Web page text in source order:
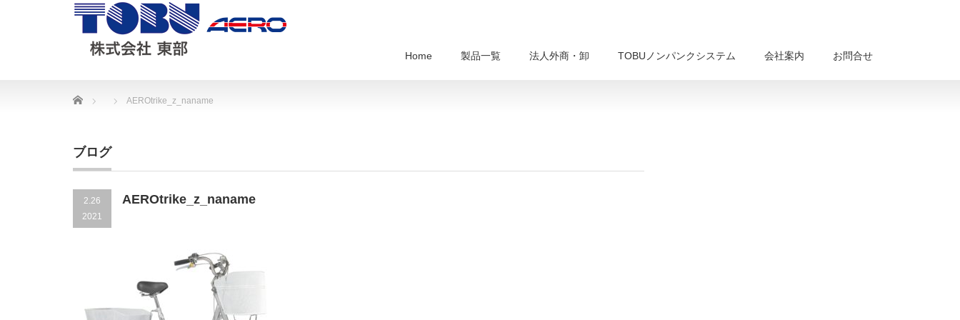
Home 製品一覧 法人外商・卸 TOBUノンパンクシステム 会社案内 お問合せ
Home AEROtrike_z_naname
ブログ
2.26
2021
AEROtrike_z_naname